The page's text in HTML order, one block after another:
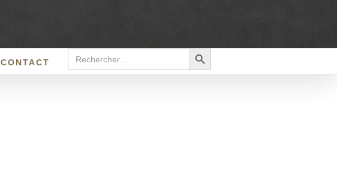
CONTACT
Search
for:
Search Button